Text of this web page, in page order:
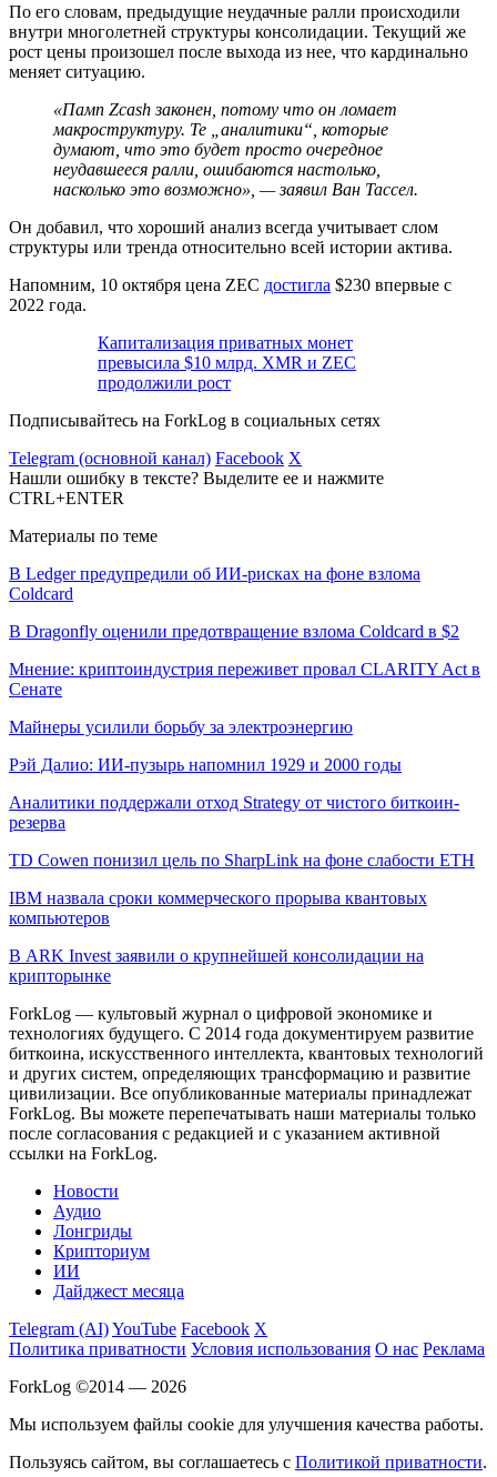
По его словам, предыдущие неудачные ралли происходили
внутри многолетней структуры консолидации. Текущий же
рост цены произошел после выхода из нее, что кардинально
меняет ситуацию.
«Памп Zcash законен, потому что он ломает
макроструктуру. Те „аналитики“, которые
думают, что это будет просто очередное
неудавшееся ралли, ошибаются настолько,
насколько это возможно», — заявил Ван Тассел.
Он добавил, что хороший анализ всегда учитывает слом
структуры или тренда относительно всей истории актива.
Напомним, 10 октября цена ZEC достигла $230 впервые с
2022 года.
Капитализация приватных монет
превысила $10 млрд. XMR и ZEC
продолжили рост
Подписывайтесь на ForkLog в социальных сетях
Telegram (основной канал) Facebook X
Нашли ошибку в тексте? Выделите ее и нажмите
CTRL+ENTER
Материалы по теме
В Ledger предупредили об ИИ-рисках на фоне взлома
Coldcard
В Dragonfly оценили предотвращение взлома Coldcard в $2
Мнение: криптоиндустрия переживет провал CLARITY Act в
Сенате
Майнеры усилили борьбу за электроэнергию
Рэй Далио: ИИ-пузырь напомнил 1929 и 2000 годы
Аналитики поддержали отход Strategy от чистого биткоин-
резерва
TD Cowen понизил цель по SharpLink на фоне слабости ETH
IBM назвала сроки коммерческого прорыва квантовых
компьютеров
В ARK Invest заявили о крупнейшей консолидации на
крипторынке
ForkLog — культовый журнал о цифровой экономике и
технологиях будущего. С 2014 года документируем развитие
биткоина, искусственного интеллекта, квантовых технологий
и других систем, определяющих трансформацию и развитие
цивилизации. Все опубликованные материалы принадлежат
ForkLog. Вы можете перепечатывать наши материалы только
после согласования с редакцией и с указанием активной
ссылки на ForkLog.
Новости
Аудио
Лонгриды
Крипториум
ИИ
Дайджест месяца
Telegram (AI)YouTube Facebook X
Политика приватности Условия использования О нас Реклама
ForkLog ©2014 — 2026
Мы используем файлы cookie для улучшения качества работы.
Пользуясь сайтом, вы соглашаетесь с Политикой приватности.